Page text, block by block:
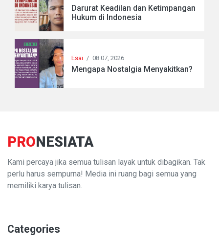
Darurat Keadilan dan Ketimpangan
Hukum di Indonesia
Esai / 08 07, 2026
Mengapa Nostalgia Menyakitkan?
PRONESIATA
Kami percaya jika semua tulisan layak untuk dibagikan. Tak
perlu harus sempurna! Media ini ruang bagi semua yang
memiliki karya tulisan.
Categories